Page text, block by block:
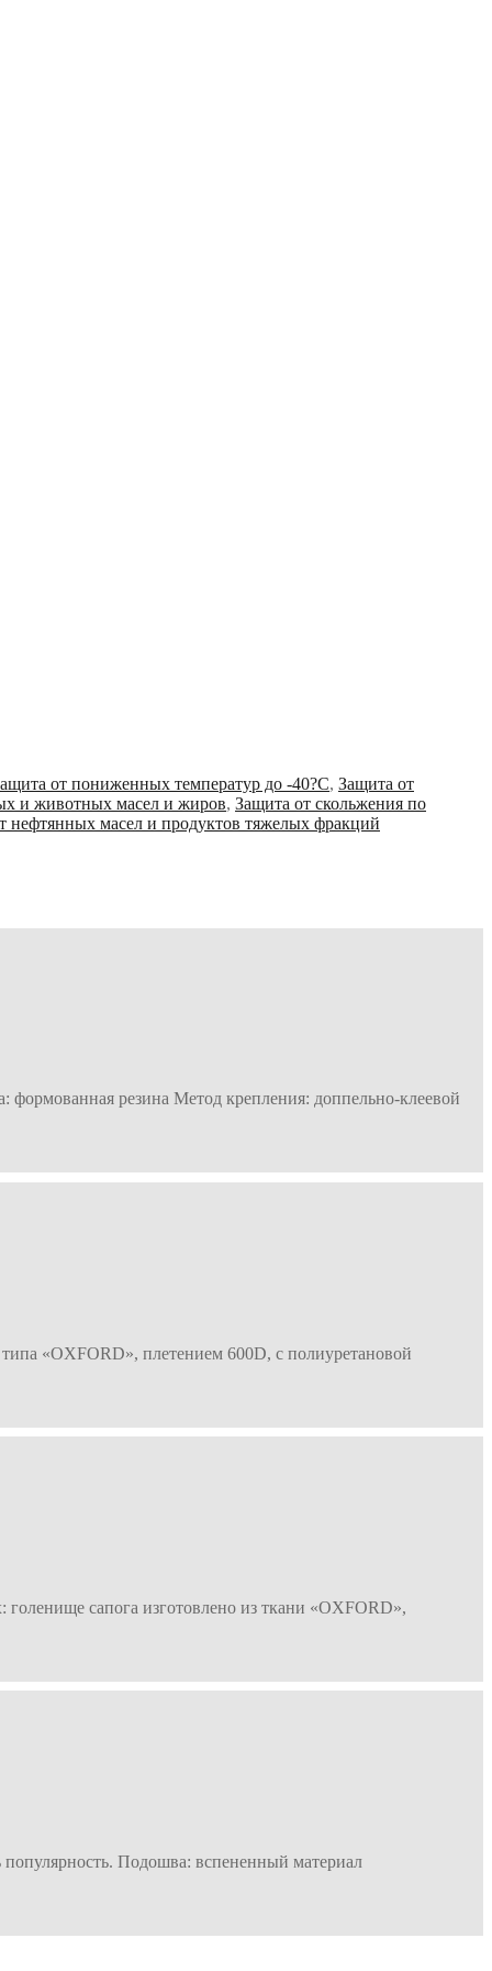
от пониженных температур до -40?С, Защита от
и животных масел и жиров, Защита от скольжения по
нефтянных масел и продуктов тяжелых фракций
резина Метод крепления: доппельно-клеевой
«OXFORD», плетением 600D, с полиуретановой
сапога изготовлено из ткани «OXFORD»,
популярность. Подошва: вспененный материал